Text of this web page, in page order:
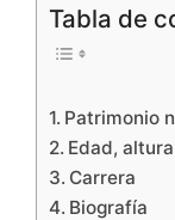
Tabla de
Patrimonio
Edad,
Carrera
Biografía